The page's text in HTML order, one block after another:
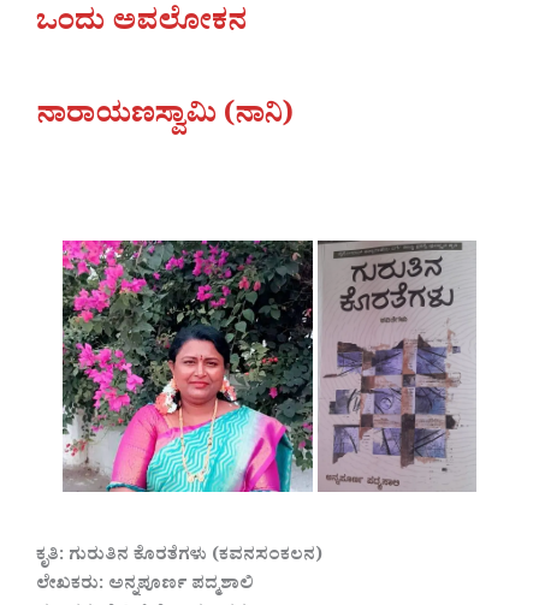
ಒಂದು ಅವಲೋಕನ
ನಾರಾಯಣಸ್ವಾಮಿ (ನಾನಿ)
ಕೃತಿ: ಗುರುತಿನ ಕೊರತೆಗಳು (ಕವನಸಂಕಲನ)
ಲೇಖಕರು: ಅನ್ನಪೂರ್ಣ ಪದ್ಮಶಾಲಿ